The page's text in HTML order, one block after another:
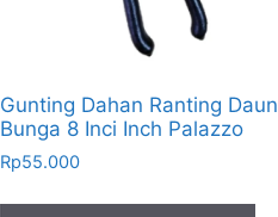
Gunting Dahan Ranting Daun
Bunga 8 Inci Inch Palazzo
Rp55.000